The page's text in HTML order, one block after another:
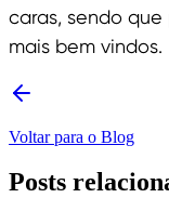
caras, sendo
mais bem vindos.
Voltar para o Blog
Posts